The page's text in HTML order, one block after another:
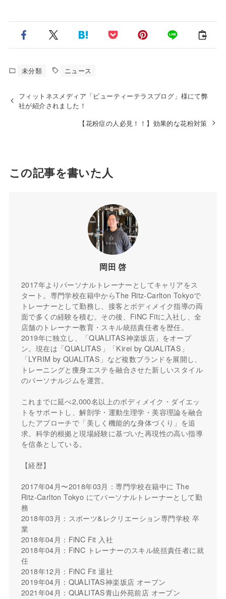
未分類 ニュース
フィットネスメディア「ビューティーテラスブログ」様にて弊
社が紹介されました！
【花粉症の人必見！！】効果的な花粉対策
この記事を書いた人
岡田 啓
2017年よりパーソナルトレーナーとしてキャリアをス
タート。専門学校在籍中からThe Ritz-Carlton Tokyoで
トレーナーとして勤務し、接客とボディメイク指導の両
面で多くの経験を積む。その後、FiNC Fitに入社し、全
店舗のトレーナー教育・スキル統括責任者を歴任。
2019年に独立し、「QUALITAS神楽坂店」をオープ
ン。現在は「QUALITAS」「Kirei by QUALITAS」
「LYRIM by QUALITAS」など複数ブランドを展開し、
トレーニングと痩身エステを融合させた新しいスタイル
のパーソナルジムを運営。
これまでに延べ2,000名以上のボディメイク・ダイエッ
トをサポートし、解剖学・運動生理学・美容理論を融合
したアプローチで「美しく機能的な身体づくり」を追
求。科学的根拠と現場経験に基づいた再現性の高い指導
を信条としている。
【経歴】
2017年04月〜2018年03月：専門学校在籍中に The
Ritz-Carlton Tokyo にてパーソナルトレーナーとして勤
務
2018年03月：スポーツ&レクリエーション専門学校 卒
業
2018年04月：FiNC Fit 入社
2018年04月：FiNC トレーナーのスキル統括責任者に就
任
2018年12月：FiNC Fit 退社
2019年04月：QUALITAS神楽坂店 オープン
2021年04月：QUALITAS青山外苑前店 オープン